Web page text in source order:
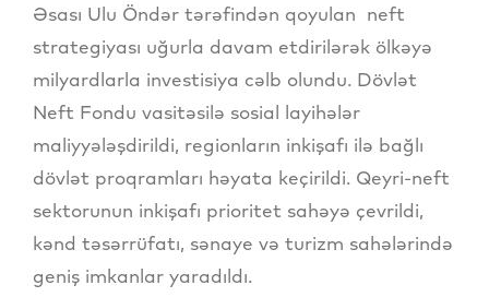
Əsası Ulu Öndər tərəfindən qoyulan neft
strategiyası uğurla davam etdirilərək ölkəyə
milyardlarla investisiya cəlb olundu. Dövlət
Neft Fondu vasitəsilə sosial layihələr
maliyyələşdirildi, regionların inkişafı ilə bağlı
dövlət proqramları həyata keçirildi. Qeyri-neft
sektorunun inkişafı prioritet sahəyə çevrildi,
kənd təsərrüfatı, sənaye və turizm sahələrində
geniş imkanlar yaradıldı.